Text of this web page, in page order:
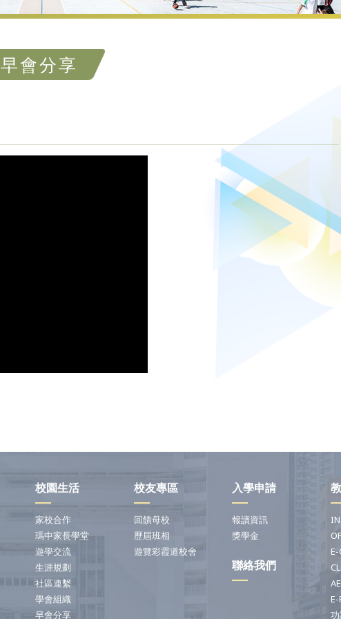
早會分享
校園生活
家校合作
瑪中家長學堂
遊學交流
生涯規劃
社區連繫
學會組織
早會分享
校友專區
回饋母校
歷屆班相
遊覽彩霞道校舍
入學申請
報讀資訊
獎學金
聯絡我們
E-